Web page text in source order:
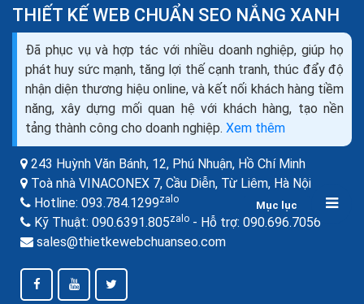
Mục lục
Thiết kế website bán máy đếm tiền seo quảng cáo
marketing ra đơn 100%
Bạn đang cần tìm hiểu về thiết kế web bán máy đếm
tiền như thế nào cho chuyên nghiệp, để mang lại hiệu
quả kinh doanh cao nhất trong thời buổi kinh doanh...
THIẾT KẾ WEB CHUẨN SEO NẮNG XANH
Đã phục vụ và hợp tác với nhiều doanh nghiệp, giúp họ
phát huy sức mạnh, tăng lợi thế cạnh tranh, thúc đẩy độ
nhận diện thương hiệu online, và kết nối khách hàng tiềm
năng, xây dựng mối quan hệ với khách hàng, tạo nền
tảng thành công cho doanh nghiệp. Xem thêm
243 Huỳnh Văn Bánh, 12, Phú Nhuận, Hồ Chí Minh
Toà nhà VINACONEX 7, Cầu Diễn, Từ Liêm, Hà Nội
Hotline: 093.784.1299zalo
Kỹ Thuật: 090.6391.805zalo - Hỗ trợ: 090.696.7056
sales@thietkewebchuanseo.com